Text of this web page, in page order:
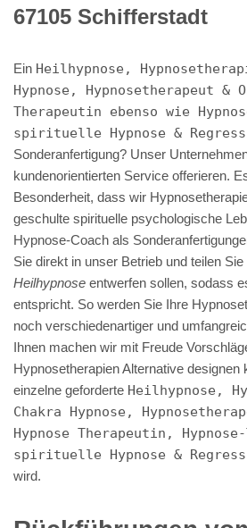
67105 Schifferstadt
Ein Heilhypnose,
Hypnose, Hypnosetherapeut &
Therapeutin ebenso wie
spirituelle Hypnose &
Sonderanfertigung? Unser
kundenorientierten Service offerieren.
Besonderheit, dass wir
geschulte spirituelle psychologische
Hypnose-Coach als
Sie direkt in unser Betrieb und teilen
Heilhypnose entwerfen sollen, sodass
entspricht. So werden Sie Ihre
noch verschiedenartiger und
Ihnen machen wir mit Freude
Hypnosetherapien Alternative designen
einzelne geforderte Heilhypnose,
Chakra Hypnose,
Hypnose Therapeutin,
spirituelle Hypnose &
wird.